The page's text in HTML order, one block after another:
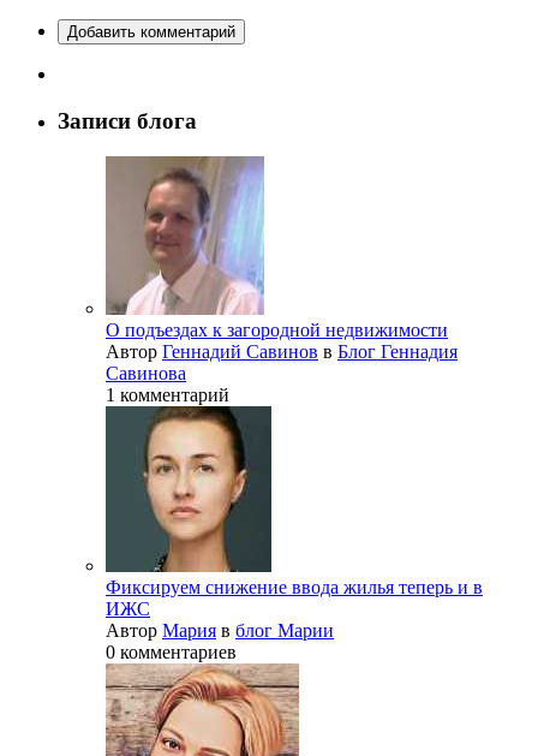
Добавить комментарий
Записи блога
О подъездах к загородной недвижимости
Автор Геннадий Савинов в Блог Геннадия
Савинова
1 комментарий
Фиксируем снижение ввода жилья теперь и в
ИЖС
Автор Мария в блог Марии
0 комментариев